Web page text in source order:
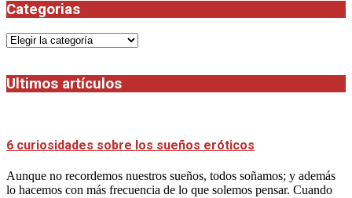
Categorias
Categorias
Ultimos artículos
6 curiosidades sobre los sueños eróticos
Aunque no recordemos nuestros sueños, todos soñamos; y además
lo hacemos con más frecuencia de lo que solemos pensar. Cuando